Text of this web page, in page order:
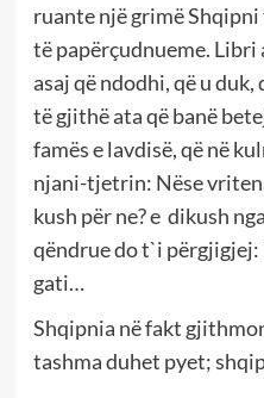
ruante një grimë
të papërçudnueme. Libri
asaj që ndodhi, që u duk,
të gjithë ata që banë
famës e lavdisë, që në
njani-tjetrin: Nëse
kush për ne? e dikush
qëndrue do t`i
gati…
Shqipnia në fakt
tashma duhet pyet;